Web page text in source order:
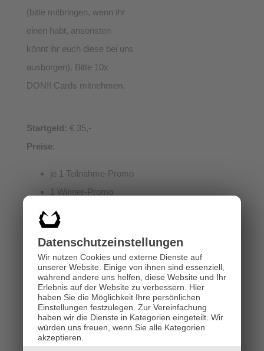
Datenschutz­einstellungen
Wir nutzen Cookies und externe Dienste auf
unserer Website. Einige von ihnen sind essenziell,
während andere uns helfen, diese Website und Ihr
Erlebnis auf der Website zu verbessern. Hier
haben Sie die Möglichkeit Ihre persönlichen
Einstellungen festzulegen. Zur Vereinfachung
haben wir die Dienste in Kategorien eingeteilt. Wir
würden uns freuen, wenn Sie alle Kategorien
akzeptieren.
(bitte mitbringen, wenn ihr
einen habt, ansonsten
könnt ihr euch diese bei uns
ausborgen). Bitte 10x
DON!! Cards mitnehmen.
Startgeld: € 35,-
Preise:
je 1 Teilnahme-Promo
1 Winner-Promo
Pro Teilnehmer gehen
2 Booster aus dem
aktuellen Set in den
Preispool.
Hol dir dieBANDAI TCG+
Appund melde dich vorab